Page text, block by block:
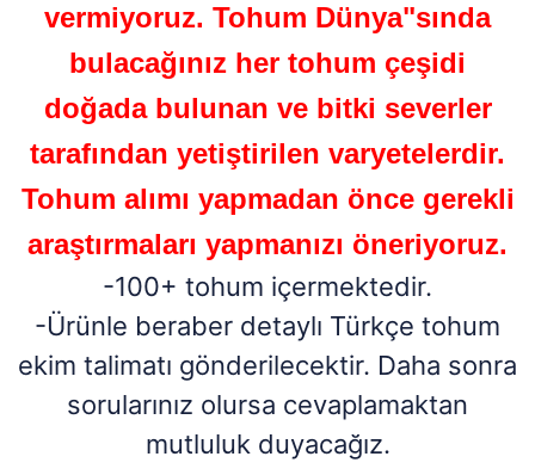
vermiyoruz. Tohum Dünya"sında
bulacağınız her tohum çeşidi
doğada bulunan ve bitki severler
tarafından yetiştirilen varyetelerdir.
Tohum alımı yapmadan önce gerekli
araştırmaları yapmanızı öneriyoruz.
-100+ tohum içermektedir.
-Ürünle beraber detaylı Türkçe tohum
ekim talimatı gönderilecektir. Daha sonra
sorularınız olursa cevaplamaktan
mutluluk duyacağız.